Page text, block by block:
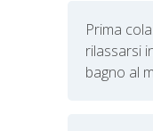
Prima
rilassarsi
bagno al